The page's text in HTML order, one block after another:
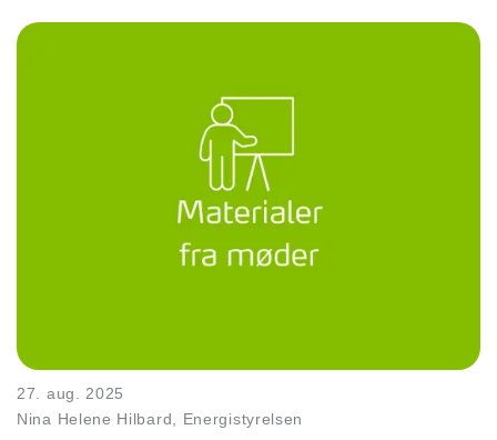
27. aug. 2025
Nina Helene Hilbard, Energistyrelsen